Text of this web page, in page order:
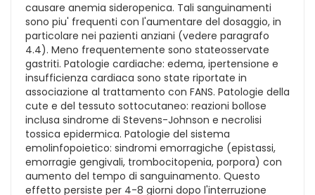
causare anemia sideropenica. Tali sanguinamenti
sono piu' frequenti con l'aumentare del dosaggio, in
particolare nei pazienti anziani (vedere paragrafo
4.4). Meno frequentemente sono stateosservate
gastriti. Patologie cardiache: edema, ipertensione e
insufficienza cardiaca sono state riportate in
associazione al trattamento con FANS. Patologie della
cute e del tessuto sottocutaneo: reazioni bollose
inclusa sindrome di Stevens-Johnson e necrolisi
tossica epidermica. Patologie del sistema
emolinfopoietico: sindromi emorragiche (epistassi,
emorragie gengivali, trombocitopenia, porpora) con
aumento del tempo di sanguinamento. Questo
effetto persiste per 4-8 giorni dopo l'interruzione